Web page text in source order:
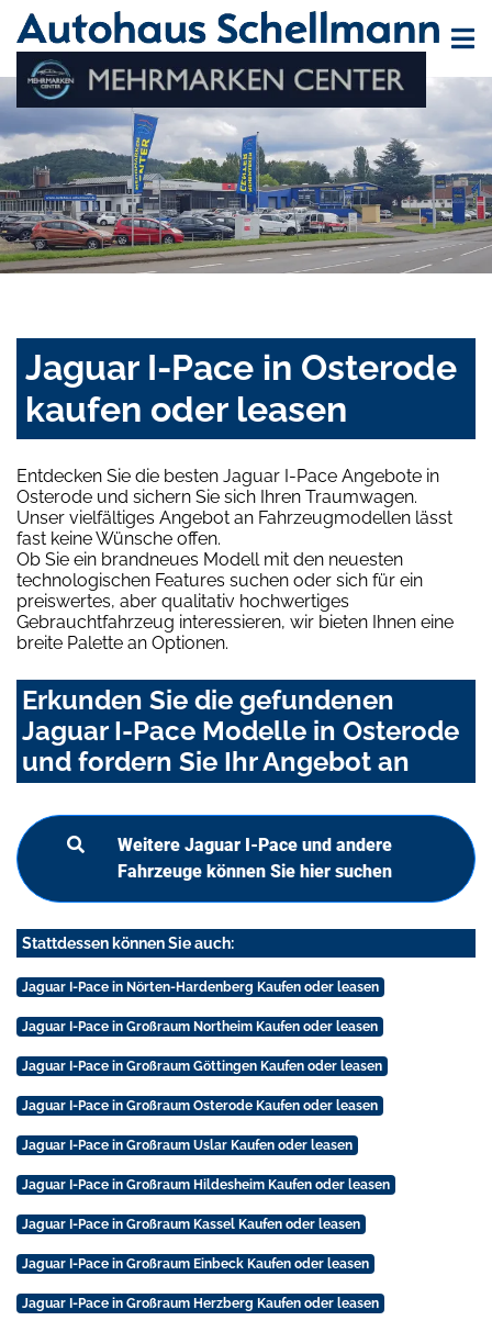
Jaguar I-Pace in Osterode
kaufen oder leasen
Entdecken Sie die besten Jaguar I-Pace Angebote in
Osterode und sichern Sie sich Ihren Traumwagen.
Unser vielfältiges Angebot an Fahrzeugmodellen lässt
fast keine Wünsche offen.
Ob Sie ein brandneues Modell mit den neuesten
technologischen Features suchen oder sich für ein
preiswertes, aber qualitativ hochwertiges
Gebrauchtfahrzeug interessieren, wir bieten Ihnen eine
breite Palette an Optionen.
Erkunden Sie die gefundenen
Jaguar I-Pace Modelle in Osterode
und fordern Sie Ihr Angebot an
Weitere Jaguar I-Pace und andere
Fahrzeuge können Sie hier suchen
Stattdessen können Sie auch:
Jaguar I-Pace in Nörten-Hardenberg Kaufen oder leasen
Jaguar I-Pace in Großraum Northeim Kaufen oder leasen
Jaguar I-Pace in Großraum Göttingen Kaufen oder leasen
Jaguar I-Pace in Großraum Osterode Kaufen oder leasen
Jaguar I-Pace in Großraum Uslar Kaufen oder leasen
Jaguar I-Pace in Großraum Hildesheim Kaufen oder leasen
Jaguar I-Pace in Großraum Kassel Kaufen oder leasen
Jaguar I-Pace in Großraum Einbeck Kaufen oder leasen
Jaguar I-Pace in Großraum Herzberg Kaufen oder leasen